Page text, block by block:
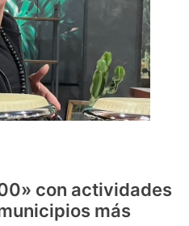
con actividades
más